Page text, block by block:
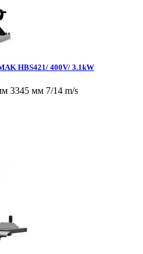
HBS421/ 400V/ 3.1kW
3345 мм 7/14 m/s